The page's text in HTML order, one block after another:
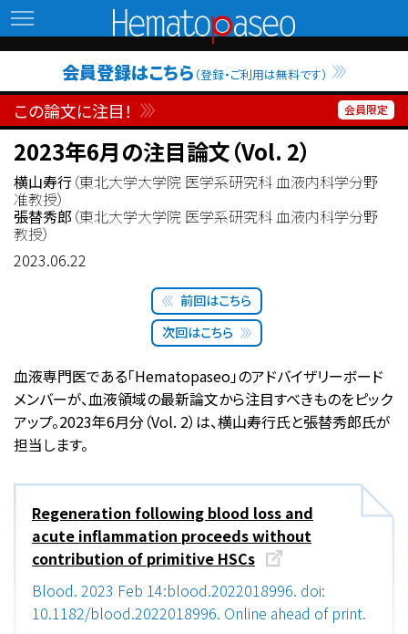
Hematopaseo
会員登録はこちら （登録・ご利用は無料です）
この論文に注目！
2023年6月の注目論文（Vol. 2）
横山寿行（東北大学大学院 医学系研究科 血液内科学分野
准教授）
張替秀郎 （東北大学大学院 医学系研究科 血液内科学分野
教授）
2023.06.22
次回はこちら
前回はこちら
血液専門医である「Hematopaseo」のアドバイザリーボード
メンバーが、血液領域の最新論文から注目すべきものをピック
アップ。2023年6月分（Vol. 2）は、横山寿行氏と張替秀郎氏が
担当します。
Regeneration following blood loss and
acute inflammation proceeds without
contribution of primitive HSCs
Blood. 2023 Feb 14:blood.2022018996. doi:
10.1182/blood.2022018996. Online ahead of print.